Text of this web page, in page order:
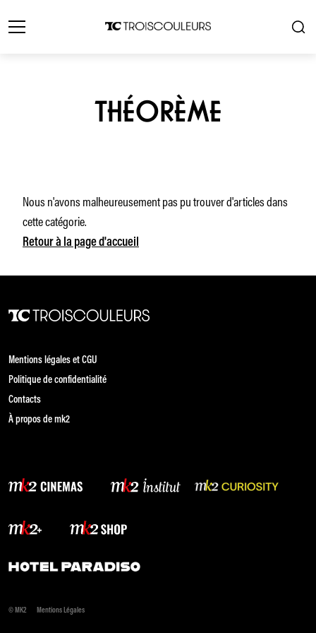
THÉORÈME
Nous n'avons malheureusement pas pu trouver d'articles dans
cette catégorie.
Retour à la page d'accueil
Mentions légales et CGU
Politique de confidentialité
Contacts
À propos de mk2
© MK2 Mentions Légales